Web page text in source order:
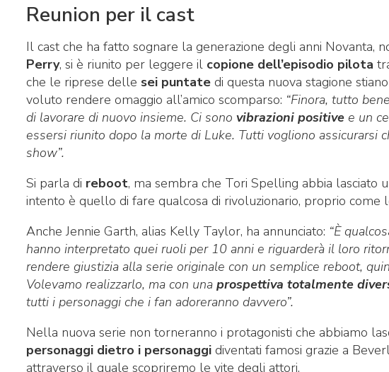
Reunion per il cast
Il cast che ha fatto sognare la generazione degli anni Novanta,
Perry, si è riunito per leggere il copione dell’episodio pilota
che le riprese delle sei puntate di questa nuova stagione
voluto rendere omaggio all’amico scomparso: “Finora, tutto
di lavorare di nuovo insieme. Ci sono vibrazioni positive e un
essersi riunito dopo la morte di Luke. Tutti vogliono assicurarsi
show”.
Si parla di reboot, ma sembra che Tori Spelling abbia lasciato
intento è quello di fare qualcosa di rivoluzionario, proprio come
Anche Jennie Garth, alias Kelly Taylor, ha annunciato: “È
hanno interpretato quei ruoli per 10 anni e riguarderà il loro
rendere giustizia alla serie originale con un semplice reboot,
Volevamo realizzarlo, ma con una prospettiva totalmente
tutti i personaggi che i fan adoreranno davvero”.
Nella nuova serie non torneranno i protagonisti che abbiamo
personaggi dietro i personaggi diventati famosi grazie a
attraverso il quale scopriremo le vite degli attori.